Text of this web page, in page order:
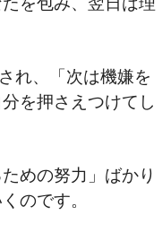
れ、「次は機嫌を
を押さえつけてし
めの努力」ばかり
のです。